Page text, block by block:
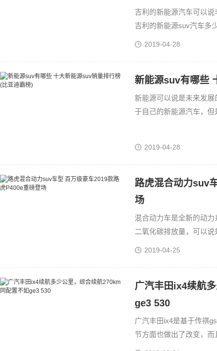
吉利的新能源汽车可以
吉利的新能源suv汽车多
低、地补取消的情况，很
2019-04-28
新能源suv有哪些
新能源可以说是未来发
于自己的新能源汽车，
2019-04-28
路虎混合动力suv
场
混合动力车是全新的动
二氧化碳排放量，可以
P400e的2019年新款也
2019-04-25
广汽丰田ix4续航
ge3 530
广汽丰田ix4是基于传祺
节方面也做出了改变，
丰田ix4续航多少公里呢